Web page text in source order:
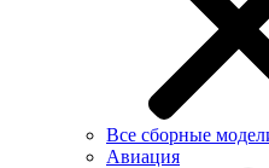
Все сборные
Авиация